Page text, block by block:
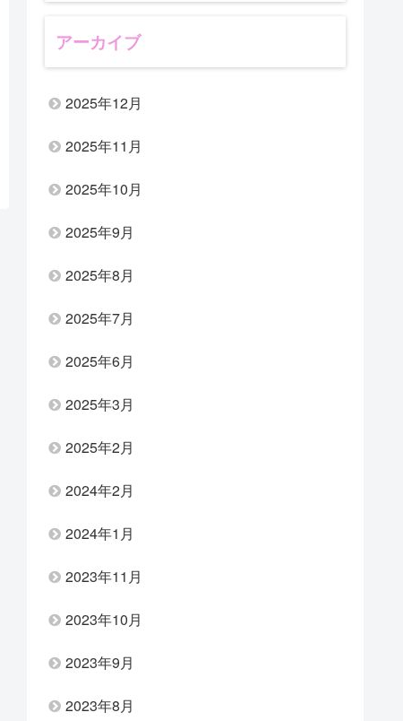
アーカイブ
2025年12月
2025年11月
2025年10月
2025年9月
2025年8月
2025年7月
2025年6月
2025年3月
2025年2月
2024年2月
2024年1月
2023年11月
2023年10月
2023年9月
2023年8月